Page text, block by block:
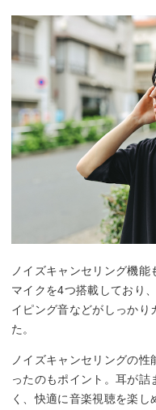
ノイズキャンセリング機
マイクを4つ搭載しており
イピング音などがしっかり
た。
ノイズキャンセリングの
ったのもポイント。耳が
く、快適に音楽視聴を楽し